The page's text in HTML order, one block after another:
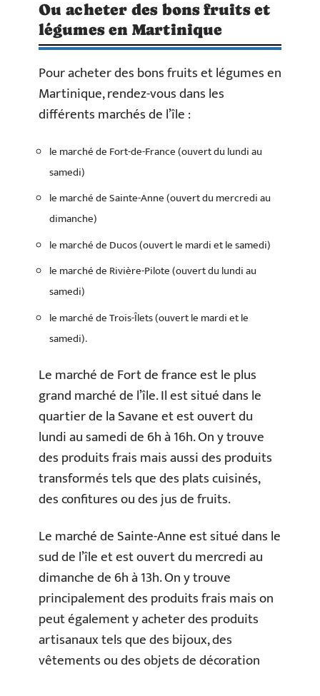
Ou acheter des bons fruits et
légumes en Martinique
Pour acheter des bons fruits et légumes en
Martinique, rendez-vous dans les
différents marchés de l’île :
le marché de Fort-de-France (ouvert du lundi au
samedi)
le marché de Sainte-Anne (ouvert du mercredi au
dimanche)
le marché de Ducos (ouvert le mardi et le samedi)
le marché de Rivière-Pilote (ouvert du lundi au
samedi)
le marché de Trois-Îlets (ouvert le mardi et le
samedi).
Le marché de Fort de france est le plus
grand marché de l’île. Il est situé dans le
quartier de la Savane et est ouvert du
lundi au samedi de 6h à 16h. On y trouve
des produits frais mais aussi des produits
transformés tels que des plats cuisinés,
des confitures ou des jus de fruits.
Le marché de Sainte-Anne est situé dans le
sud de l’île et est ouvert du mercredi au
dimanche de 6h à 13h. On y trouve
principalement des produits frais mais on
peut également y acheter des produits
artisanaux tels que des bijoux, des
vêtements ou des objets de décoration